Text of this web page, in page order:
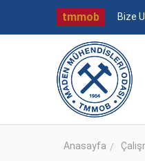
tmmob Bize
Anasayfa